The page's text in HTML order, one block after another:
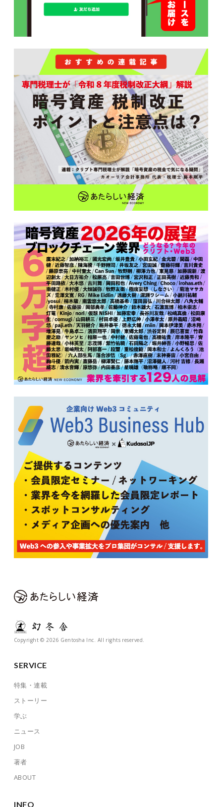
Copyright © 2026 Gentosha Inc. All rights reserved.
SERVICE
特集・連載
ストーリー
学ぶ
ニュース
JOB
著者
ABOUT
INFO